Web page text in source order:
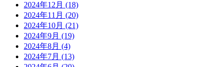
2024年12月 (18)
2024年11月 (20)
2024年10月 (21)
2024年9月 (19)
2024年8月 (4)
2024年7月 (13)